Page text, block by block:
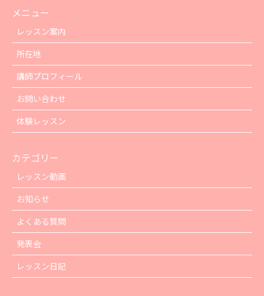
メニュー
レッスン案内
所在地
講師プロフィール
お問い合わせ
体験レッスン
カテゴリー
レッスン動画
お知らせ
よくある質問
発表会
レッスン日記